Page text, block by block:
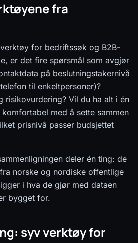
fra
for bedriftssøk og B2B-
er det fire spørsmål som avgjør
på beslutningstakernivå
til enkeltpersoner)?
risikovurdering? Vil du ha alt i én
med å sette sammen
prisnivå passer budsjettet
deler én ting: de
norske og nordiske offentlige
i hva de gjør med dataen
bygget for.
syv verktøy for